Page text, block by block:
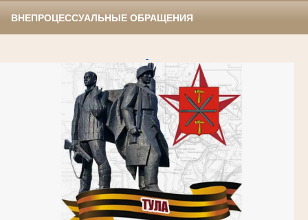
ВНЕПРОЦЕССУАЛЬНЫЕ ОБРАЩЕНИЯ